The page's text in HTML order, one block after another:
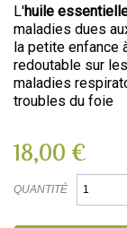
L'huile
maladies dues
la petite enfance
redoutable sur
maladies
troubles du foie
18,00 €
QUANTITÉ